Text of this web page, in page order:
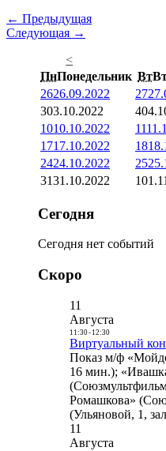
← Предыдущая
Следующая →
<
ПнПонедельник Вт
2626.09.2022 27
303.10.2022 4
1010.10.2022 11
1717.10.2022 18
2424.10.2022 25
3131.10.2022 1
Сегодня
Сегодня нет событий
Скоро
11
Августа
11:30- 12:30
Виртуальный
Показ м/ф
16 мин.);
Ромашкова»
(Ульяновой, 1,
11
Августа